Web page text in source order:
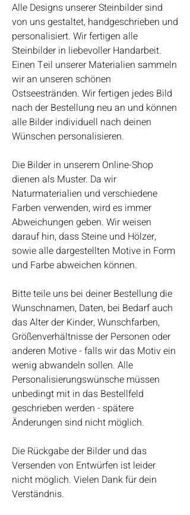
Alle Designs unserer Steinbilder sind
von uns gestaltet, handgeschrieben und
personalisiert. Wir fertigen alle
Steinbilder in liebevoller Handarbeit.
Einen Teil unserer Materialien sammeln
wir an unseren schönen
Ostseestränden. Wir fertigen jedes Bild
nach der Bestellung neu an und können
alle Bilder individuell nach deinen
Wünschen personalisieren.
Die Bilder in unserem Online-Shop
dienen als Muster. Da wir
Naturmaterialien und verschiedene
Farben verwenden, wird es immer
Abweichungen geben. Wir weisen
darauf hin, dass Steine und Hölzer,
sowie alle dargestellten Motive in Form
und Farbe abweichen können.
Bitte teile uns bei deiner Bestellung die
Wunschnamen, Daten, bei Bedarf auch
das Alter der Kinder, Wunschfarben,
Größenverhältnisse der Personen oder
anderen Motive - falls wir das Motiv ein
wenig abwandeln sollen. Alle
Personalisierungswünsche müssen
unbedingt mit in das Bestellfeld
geschrieben werden - spätere
Änderungen sind nicht möglich.
Die Rückgabe der Bilder und das
Versenden von Entwürfen ist leider
nicht möglich. Vielen Dank für dein
Verständnis.